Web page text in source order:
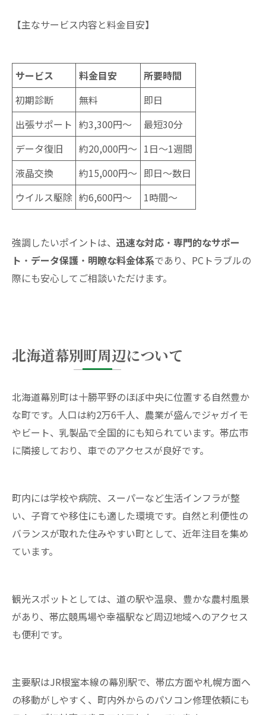
【主なサービス内容と料金目安】
サービス 料金目安
所要時間
初期診断
無料
即日
出張サポート 約3,300円～
最短30分
データ復旧
約20,000円～ 1日～1週間
液晶交換
約15,000円～ 即日～数日
ウイルス駆除 約6,600円～ 1時間～
強調したいポイントは、 迅速な対応 ・ 専門的なサポー
ト ・ データ保護 ・ 明瞭な料金体系であり、PCトラブルの
際にも安心してご相談いただけます。
北海道幕別町周辺について
北海道幕別町は十勝平野のほぼ中央に位置する自然豊か
な町です。人口は約2万6千人、農業が盛んでジャガイモ
やビート、乳製品で全国的にも知られています。帯広市
に隣接しており、車でのアクセスが良好です。
町内には学校や病院、スーパーなど生活インフラが整
い、子育てや移住にも適した環境です。自然と利便性の
バランスが取れた住みやすい町として、近年注目を集め
ています。
観光スポットとしては、道の駅や温泉、豊かな農村風景
があり、帯広競馬場や幸福駅など周辺地域へのアクセス
も便利です。
主要駅はJR根室本線の幕別駅で、帯広方面や札幌方面へ
の移動がしやすく、町内外からのパソコン修理依頼にも